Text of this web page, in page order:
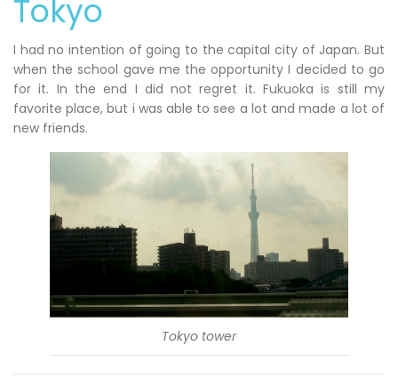
Tokyo
I had no intention of going to the capital city of Japan. But
when the school gave me the opportunity I decided to go
for it. In the end I did not regret it. Fukuoka is still my
favorite place, but i was able to see a lot and made a lot of
new friends.
Tokyo tower